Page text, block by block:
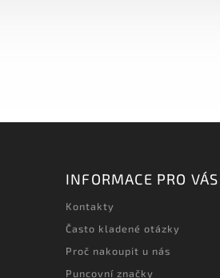
INFORMACE PRO VÁS
Kontakty
Často kladené otázky
Proč nakoupit u nás
Puncovní značky